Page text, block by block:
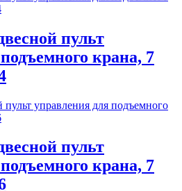
пульт
крана, 7
пульт
крана, 7